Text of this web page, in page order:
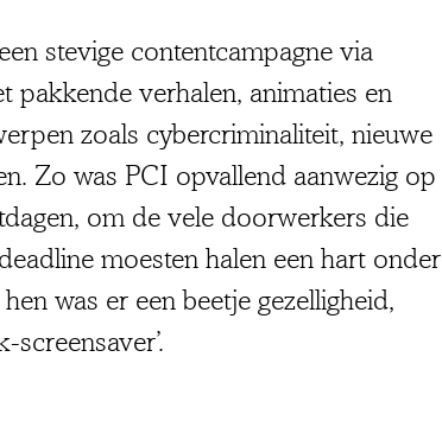
stevige contentcampagne via
pakkende verhalen, animaties en
zoals cybercriminaliteit, nieuwe
Zo was PCI opvallend aanwezig op
om de vele doorwerkers die
moesten halen een hart onder
was er een beetje gezelligheid,